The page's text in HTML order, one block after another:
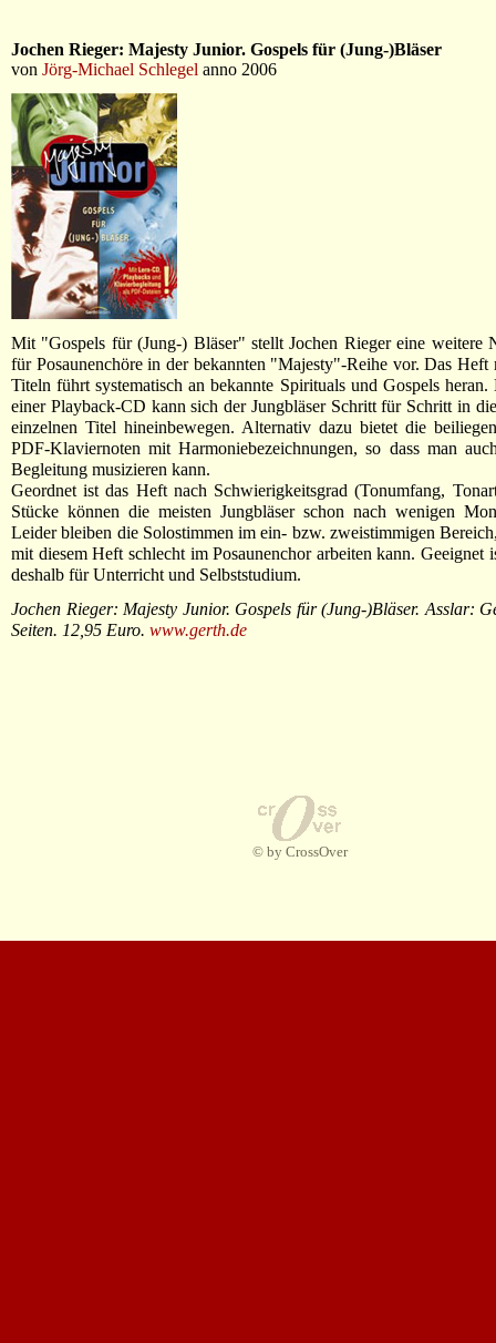
Jochen Rieger: Majesty Junior. Gospels für (Jung-)Bläser
von Jörg-Michael Schlegel anno 2006
Mit "Gospels für (Jung-) Bläser" stellt Jochen Rieger eine weitere
für Posaunenchöre in der bekannten "Majesty"-Reihe vor. Das Heft
Titeln führt systematisch an bekannte Spirituals und Gospels heran.
einer Playback-CD kann sich der Jungbläser Schritt für Schritt in
einzelnen Titel hineinbewegen. Alternativ dazu bietet die
PDF-Klaviernoten mit Harmoniebezeichnungen, so dass man
Begleitung musizieren kann.
Geordnet ist das Heft nach Schwierigkeitsgrad (Tonumfang,
Stücke können die meisten Jungbläser schon nach wenigen
Leider bleiben die Solostimmen im ein- bzw. zweistimmigen
mit diesem Heft schlecht im Posaunenchor arbeiten kann. Geeignet
deshalb für Unterricht und Selbststudium.
Jochen Rieger: Majesty Junior. Gospels für (Jung-)Bläser. Asslar:
Seiten. 12,95 Euro. www.gerth.de
© by CrossOver